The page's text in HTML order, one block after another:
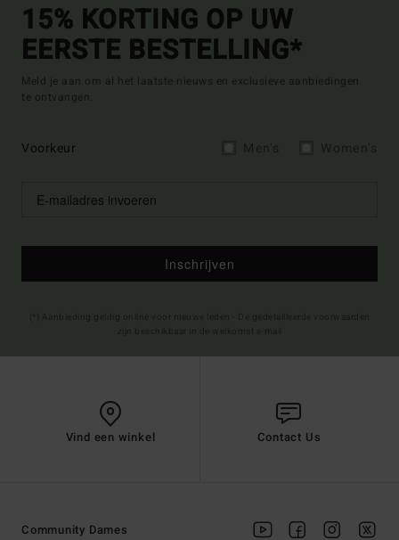
15% KORTING OP UW
EERSTE BESTELLING*
Meld je aan om al het laatste nieuws en exclusieve aanbiedingen
te ontvangen.
Voorkeur
Inschrijven
Vind een winkel Contact Us
Community Dames